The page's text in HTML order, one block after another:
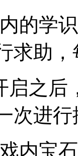
的学
求助
启之
次进
内宝